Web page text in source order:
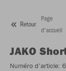
Retour
Page
d'accueil
JAKO
Numéro d’article: